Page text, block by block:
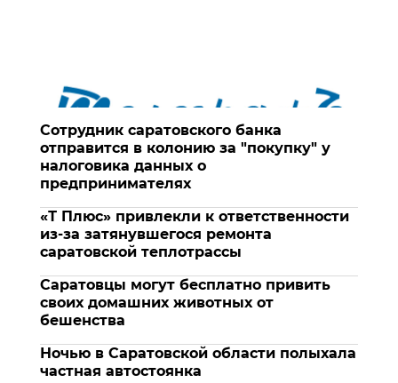
Сотрудник саратовского банка
отправится в колонию за "покупку" у
налоговика данных о
предпринимателях
«Т Плюс» привлекли к ответственности
из-за затянувшегося ремонта
саратовской теплотрассы
Саратовцы могут бесплатно привить
своих домашних животных от
бешенства
Ночью в Саратовской области полыхала
частная автостоянка